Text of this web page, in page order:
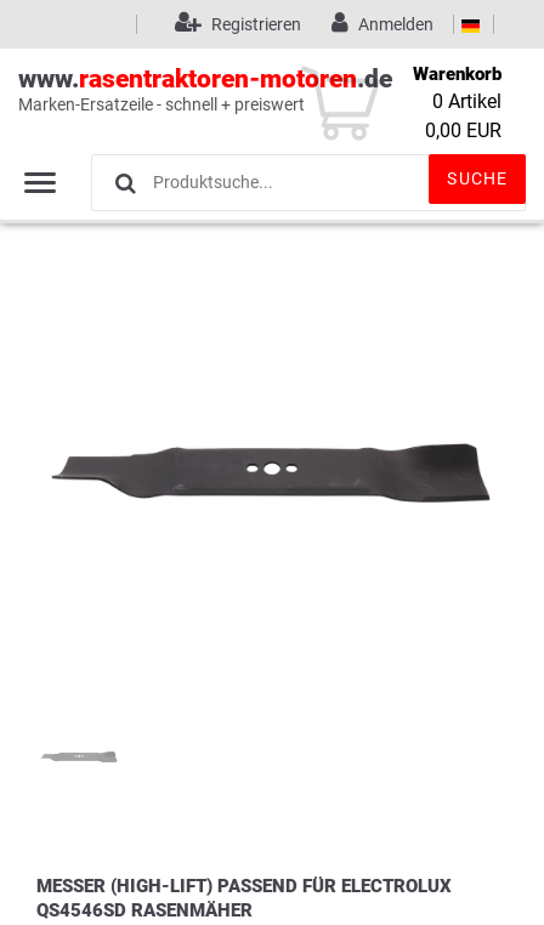
Wunschliste (0)
Anmelden
Registrieren
www.rasentraktoren-motoren.de
Marken-Ersatzeile - schnell + preiswert
SUCHE
Warenkorb
0 Artikel
0,00 EUR
MESSER (HIGH-LIFT) PASSEND FÜR ELECTROLUX
QS4546SD RASENMÄHER